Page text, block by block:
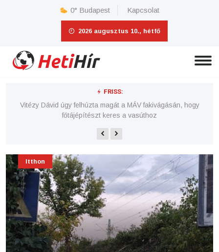
0° Budapest Kapcsolat
2026 augusztus 10., hétfő
FRISS:
Vitézy Dávid úgy felhúzta magát a MÁV fakivágásán, hogy
főtájépítészt keres a vasúthoz
Itthon